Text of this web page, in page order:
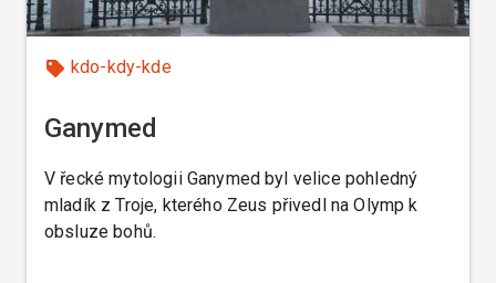
kdo-kdy-kde
Ganymed
V řecké mytologii Ganymed byl velice pohledný
mladík z Troje, kterého Zeus přivedl na Olymp k
obsluze bohů.